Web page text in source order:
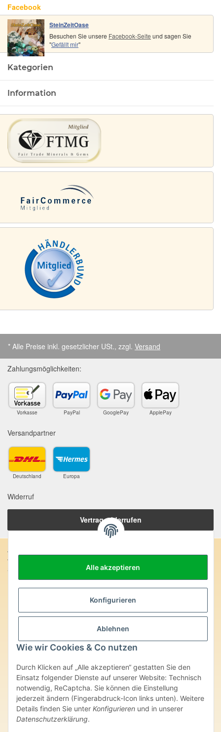
Alle akzeptieren
Konfigurieren
Ablehnen
Wie wir Cookies & Co nutzen
Durch Klicken auf „Alle akzeptieren“ gestatten Sie den
Einsatz folgender Dienste auf unserer Website: Technisch
notwendig, ReCaptcha. Sie können die Einstellung
jederzeit ändern (Fingerabdruck-Icon links unten). Weitere
Details finden Sie unter Konfigurieren und in unserer
Datenschutzerklärung.
Facebook
SteinZeitOase
Besuchen Sie unsere Facebook-Seite und sagen Sie
"Gefällt mir"
Kategorien
Information
* Alle Preise inkl. gesetzlicher USt., zzgl. Versand
Zahlungsmöglichkeiten:
Vorkasse PayPal GooglePay ApplePay
Versandpartner
Deutschland Europa
Widerruf
Vertrag widerrufen
Anschrift:
SteinZeitOase
Frau Karin Philippin
Uhlandstr. 7
Heilversprechen:
Edelsteine und Mineralien werden im esoterischen Bereich
besondere Kräfte und Eigenschaften zugeordnet. Wir weisen
ausdrücklich darauf hin, dass alle gemachten Aussagen bzgl.
Produkte im Internet, Prospekten oder dem Vertragspartner
überlassenen Unterlagen bisher weder medizinisch anerkannt oder
wissenschaftlich nachweisbar sind. Die gemachten Angaben
beruhen ausschließlich auf Überlieferungen und langjähriger
Erfahrung. Unsere Produkte ersetzen nie den Besuch beim Arzt
oder Heilpraktiker und sind auch kein Medikamentenersatz. Auch
stellen unsere Angaben im ärztlichen Sinne keine Diagnose- oder